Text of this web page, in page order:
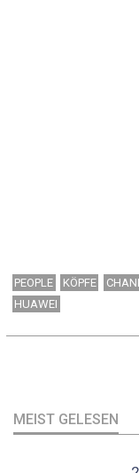
PEOPLE KÖPFE
HUAWEI
MEIST GELESEN